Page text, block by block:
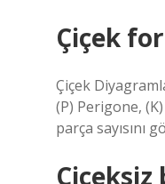
Çiçek
Çiçek
(P) Perigone,
parça sayısını
Çiçeksiz